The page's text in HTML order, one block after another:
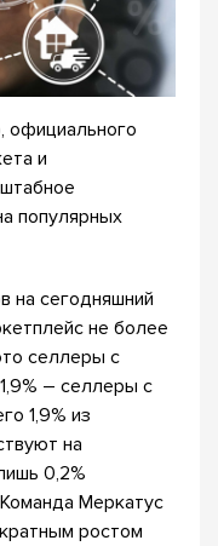
и
популярных
на сегодняшний
не более
селлеры с
– селлеры с
1,9% из
на
0,2%
Меркатус
ростом